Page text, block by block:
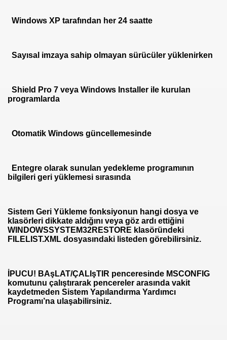
Windows XP tarafından her 24 saatte
Sayısal imzaya sahip olmayan sürücüler yüklenirken
Shield Pro 7 veya Windows Installer ile kurulan
programlarda
Otomatik Windows güncellemesinde
Entegre olarak sunulan yedekleme programının
bilgileri geri yüklemesi sırasında
Sistem Geri Yükleme fonksiyonun hangi dosya ve
klasörleri dikkate aldığını veya göz ardı ettiğini
WINDOWSSYSTEM32RESTORE klasöründeki
FILELIST.XML dosyasındaki listeden görebilirsiniz.
İPUCU! BAşLAT/ÇALIşTIR penceresinde MSCONFIG
komutunu çalıştırarak pencereler arasında vakit
kaydetmeden Sistem Yapılandırma Yardımcı
Programı’na ulaşabilirsiniz.